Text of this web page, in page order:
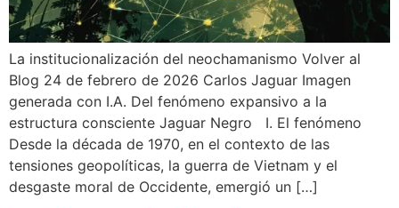
La institucionalización del neochamanismo Volver al
Blog 24 de febrero de 2026 Carlos Jaguar Imagen
generada con I.A. Del fenómeno expansivo a la
estructura consciente Jaguar Negro I. El fenómeno
Desde la década de 1970, en el contexto de las
tensiones geopolíticas, la guerra de Vietnam y el
desgaste moral de Occidente, emergió un […]